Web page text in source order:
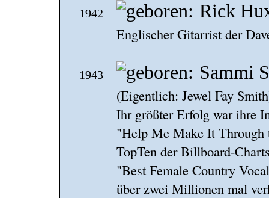
1942 Rick
Englischer Gitarrist der
1943 Sammi
(Eigentlich: Jewel Fay
Ihr größter Erfolg war ihre
"Help Me Make It Through
TopTen der Billboard-
"Best Female Country
über zwei Millionen mal